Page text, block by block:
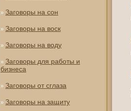
» Заговоры на сон
» Заговоры на воск
» Заговоры на воду
» Заговоры для работы и
бизнеса
» Заговоры от сглаза
» Заговоры на защиту